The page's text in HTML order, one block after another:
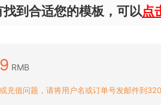
到合适您的模板，可以点
RMB
充值问题，请将用户名或订单号发邮件到